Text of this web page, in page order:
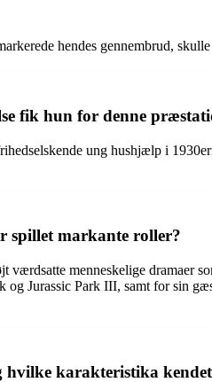
hendes gennembrud,
fik hun for denne
ung hushjælp i
spillet markante roller?
menneskelige dramaer
og Jurassic Park III, samt for sin
karakteristika